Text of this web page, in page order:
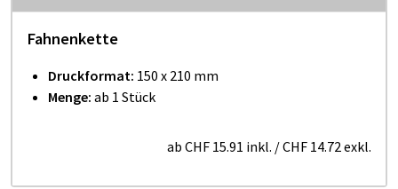
Fahnenkette
Druckformat: 150 x 210 mm
Menge: ab 1 Stück
ab CHF 15.91 inkl. /CHF 14.72exkl.